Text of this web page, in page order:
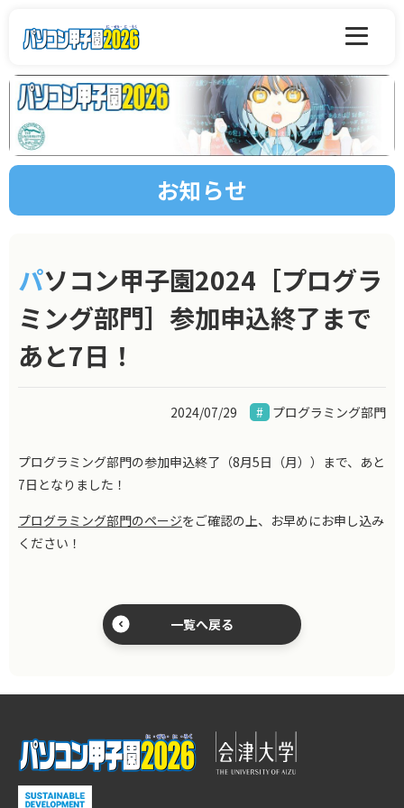
お知らせ
パソコン甲子園2024［プログラ
ミング部門］参加申込終了まで
あと7日！
2024/07/29 プログラミング部門
プログラミング部門の参加申込終了（8月5日（月））まで、あと
7日となりました！
プログラミング部門のページをご確認の上、お早めにお申し込み
ください！
一覧へ戻る